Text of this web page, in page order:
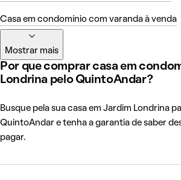
Casa em condomínio com varanda à venda
Mostrar mais
Por que comprar casa em
Londrina pelo QuintoAndar?
Busque pela sua casa em Jardim Londrina
QuintoAndar e tenha a garantia de saber
pagar.